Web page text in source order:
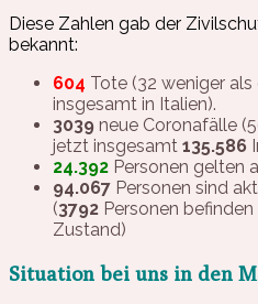
Diese Zahlen gab der
bekannt:
604 Tote (32 weniger als
insgesamt in Italien).
3039 neue Coronafälle
jetzt insgesamt 135.586
24.392 Personen gelten
94.067 Personen sind
(3792 Personen
Zustand)
Situation bei uns in den